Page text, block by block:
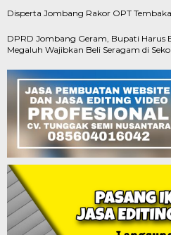
Disperta Jombang Rakor OPT
DPRD Jombang Geram, Bupati Harus
Megaluh Wajibkan Beli Seragam di